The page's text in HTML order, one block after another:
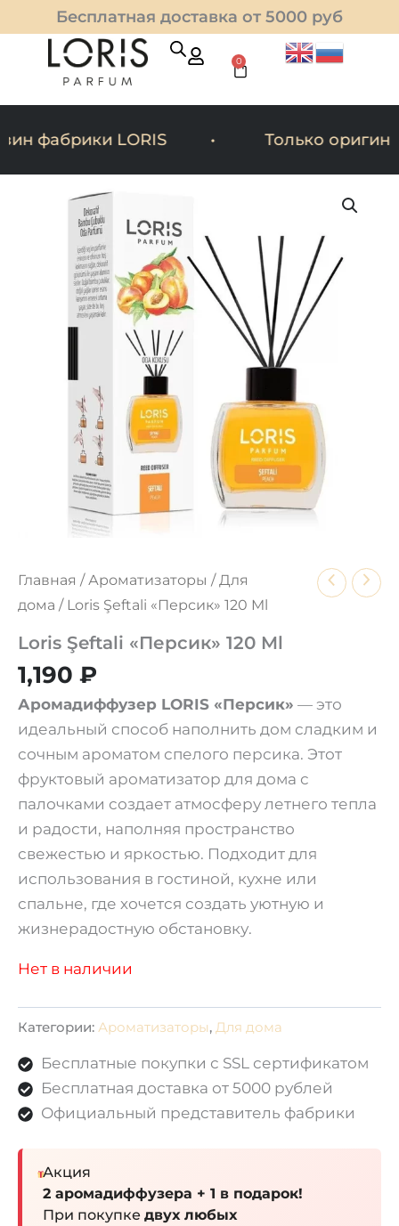
Перейти
к
содержимому
Бесплатная доставка от 5000 руб
0
Cart
фабрики LORIS Только
Главная /Ароматизаторы /Для
дома / Loris Şeftali «Персик» 120 Ml
Loris Şeftali «Персик» 120 Ml
1,190 ₽
Аромадиффузер LORIS «Персик» — это
идеальный способ наполнить дом сладким и
сочным ароматом спелого персика. Этот
фруктовый ароматизатор для дома с
палочками создает атмосферу летнего тепла
и радости, наполняя пространство
свежестью и яркостью. Подходит для
использования в гостиной, кухне или
спальне, где хочется создать уютную и
жизнерадостную обстановку.
Нет в наличии
Категории: Ароматизаторы, Для дома
Бесплатные покупки с SSL сертификатом
Бесплатная доставка от 5000 рублей
Официальный представитель фабрики
Акция
2 аромадиффузера + 1 в подарок!
При покупкедвух любых